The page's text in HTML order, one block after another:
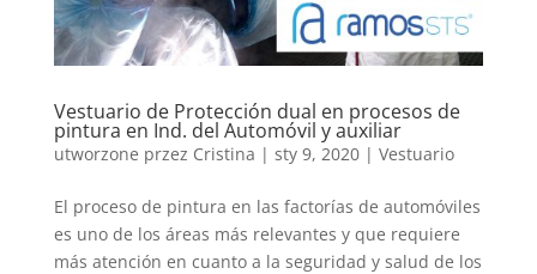
Vestuario de Protección dual en procesos de
pintura en Ind. del Automóvil y auxiliar
utworzone przez Cristina | sty 9, 2020| Vestuario
El proceso de pintura en las factorías de automóviles
es uno de los áreas más relevantes y que requiere
más atención en cuanto a la seguridad y salud de los